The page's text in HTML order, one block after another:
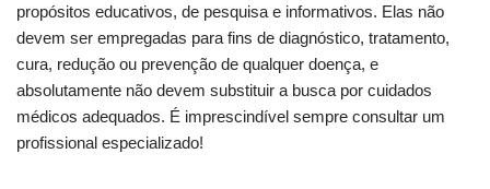
propósitos educativos, de pesquisa e informativos. Elas não
devem ser empregadas para fins de diagnóstico, tratamento,
cura, redução ou prevenção de qualquer doença, e
absolutamente não devem substituir a busca por cuidados
médicos adequados. É imprescindível sempre consultar um
profissional especializado!